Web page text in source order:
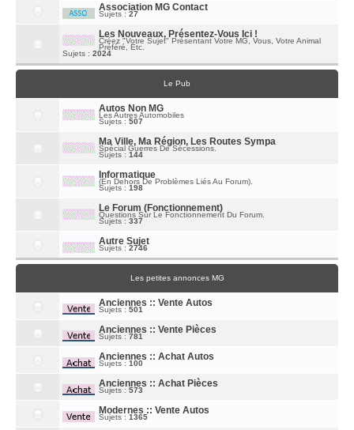
Association MG Contact
Sujets : 27
Les Nouveaux, Présentez-Vous Ici !
Créez "votre Sujet" Présentant Votre MG, Vous, Votre Animal
Préféré, Etc.
Sujets : 2024
Le Pub
Autos Non MG
Les Autres Automobiles
Sujets : 507
Ma Ville, Ma Région, Les Routes Sympa
Spécial Guerres De Sécessions.
Sujets : 144
Informatique
(En Dehors De Problèmes Liés Au Forum).
Sujets : 198
Le Forum (fonctionnement)
Questions Sur Le Fonctionnement Du Forum.
Sujets : 337
Autre Sujet
Sujets : 2746
Les petites annonces MG
Anciennes :: Vente Autos
Sujets : 501
Anciennes :: Vente Pièces
Sujets : 781
Anciennes :: Achat Autos
Sujets : 100
Anciennes :: Achat Pièces
Sujets : 573
Modernes :: Vente Autos
Sujets : 1365